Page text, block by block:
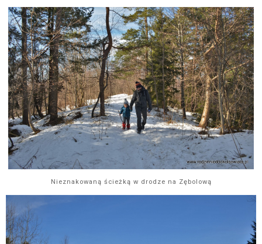
Nieznakowaną ścieżką w drodze na Zębolową